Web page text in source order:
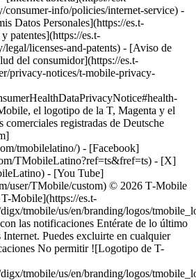
info/policies/internet-service) -
Datos Personales](https://es.t-
patentes](https://es.t-
licenses-and-patents) - [Aviso de
del consumidor](https://es.t-
privacy-notices/t-mobile-privacy-
el logotipo de la T, Magenta y el
comerciales registradas de Deutsche
tmobilelatino/) - [Facebook]
TMobileLatino?ref=ts&fref=ts) - [X]
- [You Tube]
user/TMobile/custom) © 2026 T‑Mobile
Mobile](https://es.t-
tmobile/us/en/branding/logos/
las notificaciones Entérate de lo último
Puedes excluirte en cualquier
No permitir ![Logotipo de T-
tmobile/us/en/branding/logos/